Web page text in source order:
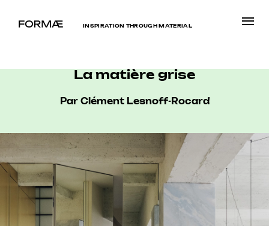
INSPIRATION THROUGH MATERIAL
La matière grise
Par Clément Lesnoff-Rocard